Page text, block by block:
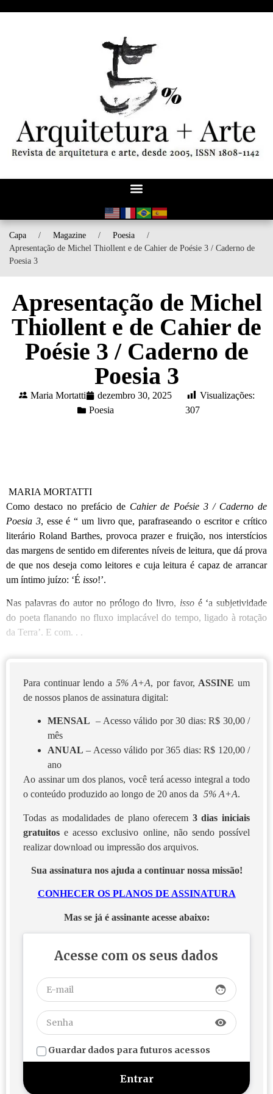
Capa / Magazine / Poesia
/
Apresentação de Michel Thiollent e de Cahier de Poésie 3 / Caderno de
Poesia 3
Apresentação de Michel
Thiollent e de Cahier de
Poésie 3 / Caderno de
Poesia 3
Maria Mortatti
dezembro 30, 2025
Poesia
Visualizações:
307
MARIA MORTATTI
Como destaco no prefácio de Cahier de Poésie 3 / Caderno de
Poesia 3, esse é “ um livro que, parafraseando o escritor e crítico
literário Roland Barthes, provoca prazer e frui­ção, nos interstícios
das margens de sentido em diferentes níveis de leitura, que dá prova
de que nos deseja como leitores e cuja leitura é capaz de arrancar
um íntimo juízo: ‘É isso!’.
Nas palavras do autor no prólogo do livro, isso é ‘a subjetividade
do poeta flanando no fluxo implacável do tempo, ligado à rotação
da Terra’. E com. . .
Para continuar lendo a 5% A+A, por favor, ASSINE um
de nossos planos de assinatura digital:
MENSAL – Acesso válido por 30 dias: R$ 30,00 /
mês
ANUAL – Acesso válido por 365 dias: R$ 120,00 /
ano
Ao assinar um dos planos, você terá acesso integral a todo
o conteúdo produzido ao longo de 20 anos da 5% A+A.
Todas as modalidades de plano oferecem 3 dias iniciais
gratuitos e acesso exclusivo online, não sendo possível
realizar download ou impressão dos arquivos.
Sua assinatura nos ajuda a continuar nossa missão!
CONHECER OS PLANOS DE ASSINATURA
Mas se já é assinante acesse abaixo:
Acesse com os seus dados
face
visibility
Guardar dados para futuros acessos